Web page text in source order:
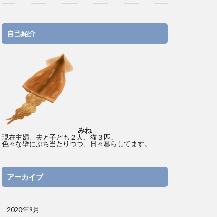
自己紹介
みね
現在主婦。夫と子ども２人、猫３匹。
色々な壁にぶち当たりつつ、日々暮らしてます。
アーカイブ
2020年9月